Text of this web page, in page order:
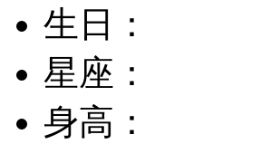
生日：
星座：
身高：